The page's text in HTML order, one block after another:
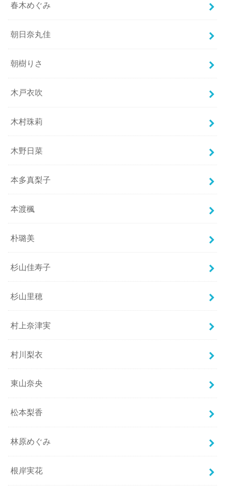
春木めぐみ
朝日奈丸佳
朝樹りさ
木戸衣吹
木村珠莉
木野日菜
本多真梨子
本渡楓
朴璐美
杉山佳寿子
杉山里穂
村上奈津実
村川梨衣
東山奈央
松本梨香
林原めぐみ
根岸実花